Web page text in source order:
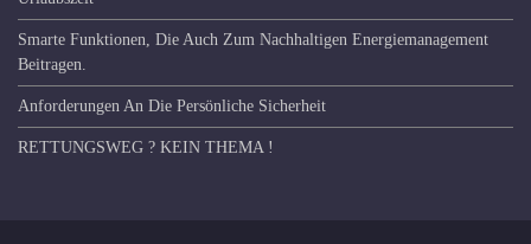
Smarte Funktionen, Die Auch Zum Nachhaltigen Energiemanagement
Beitragen.
Anforderungen An Die Persönliche Sicherheit
RETTUNGSWEG ? KEIN THEMA !